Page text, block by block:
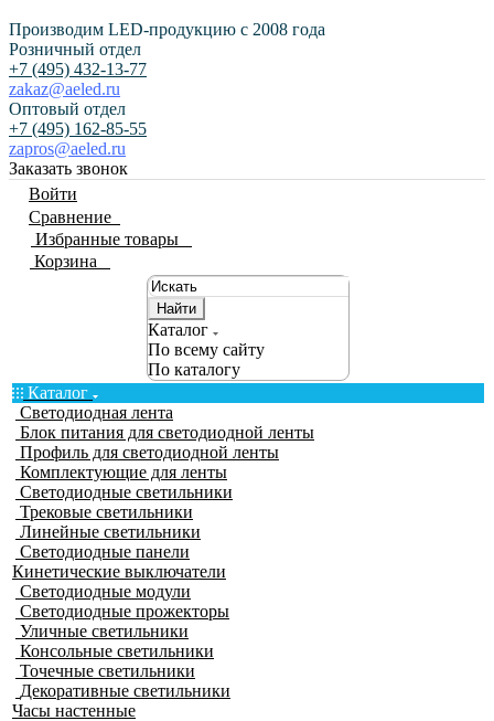
Производим LED-продукцию с 2008 года
Розничный отдел
+7 (495) 432-13-77
zakaz@aeled.ru
Оптовый отдел
+7 (495) 162-85-55
zapros@aeled.ru
Заказать звонок
Войти
Сравнение
Избранные товары
Корзина
Найти
Каталог
По всему сайту
По каталогу
Каталог
Светодиодная лента
Блок питания для светодиодной ленты
Профиль для светодиодной ленты
Комплектующие для ленты
Светодиодные светильники
Трековые светильники
Линейные светильники
Светодиодные панели
Кинетические выключатели
Светодиодные модули
Светодиодные прожекторы
Уличные светильники
Консольные светильники
Точечные светильники
Декоративные светильники
Часы настенные